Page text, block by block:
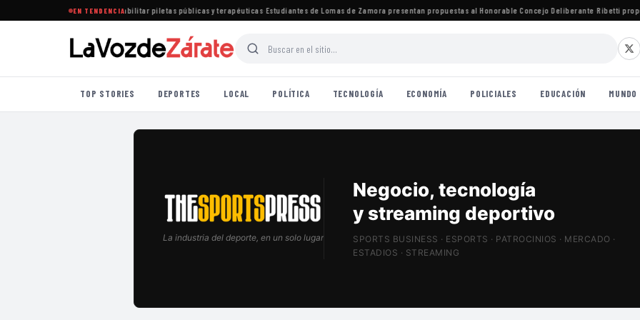
EN TENDENCIA
nuevas normas para habilitar piletas públicas y terapéuticas·Estudiantes de Lomas de Zamora presentan propuestas al Honorable Concejo Deliberante·Ribetti propone
TOP STORIES DEPORTES LOCAL POLÍTICA TECNOLOGÍA ECONOMÍA POLICIALES EDUCACIÓN MUNDO
La industria del deporte, en un solo lugar
Patrocinios, estadios
y Sports Tech
SPORTS BUSINESS · ESPORTS · PATROCINIOS · MERCADO ·
ESTADIOS · STREAMING